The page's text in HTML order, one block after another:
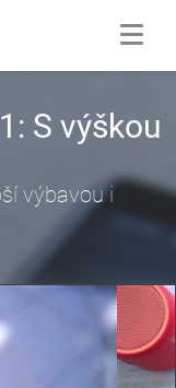
S výškou
výbavou i